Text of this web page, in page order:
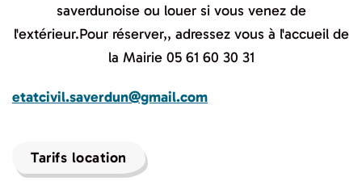
saverdunoise ou louer si vous venez de
l'extérieur.Pour réserver,, adressez vous à l'accueil de
la Mairie 05 61 60 30 31
etatcivil.saverdun@gmail.com
Tarifs location